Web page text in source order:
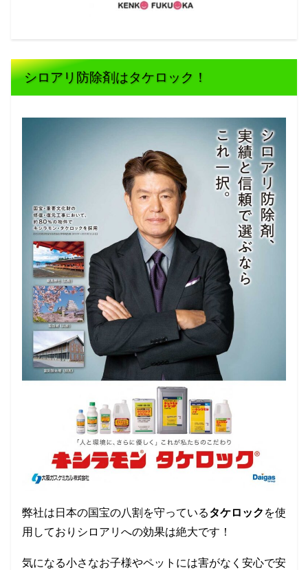
シロアリ防除剤はタケロック！
弊社は日本の国宝の八割を守っているタケロック を使
用しておりシロアリへの効果は絶大です！
気になる小さなお子様やペットには害がなく安心で安